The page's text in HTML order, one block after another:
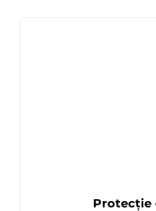
Protecție